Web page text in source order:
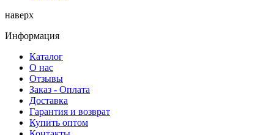
наверх
Информация
Каталог
О нас
Отзывы
Заказ - Оплата
Доставка
Гарантия и возврат
Купить оптом